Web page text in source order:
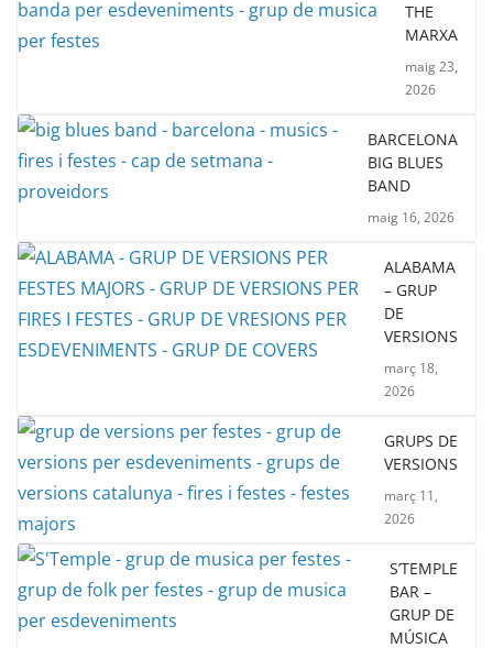
THE
MARXA
maig 23,
2026
BARCELONA
BIG BLUES
BAND
maig 16, 2026
ALABAMA
– GRUP
DE
VERSIONS
març 18,
2026
GRUPS DE
VERSIONS
març 11,
2026
S’TEMPLE
BAR –
GRUP DE
MÚSICA